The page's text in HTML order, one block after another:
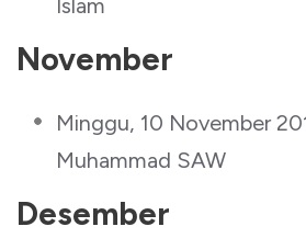
November
Minggu, 10 November
Muhammad SAW
Desember